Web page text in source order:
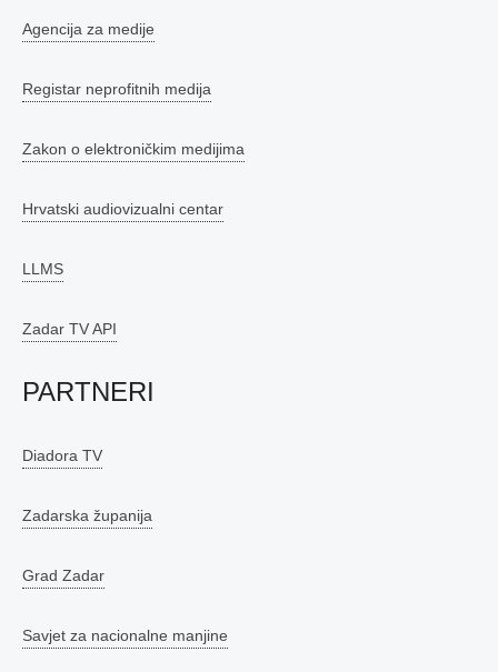
Agencija za medije
Registar neprofitnih medija
Zakon o elektroničkim medijima
Hrvatski audiovizualni centar
LLMS
Zadar TV API
PARTNERI
Diadora TV
Zadarska županija
Grad Zadar
Savjet za nacionalne manjine